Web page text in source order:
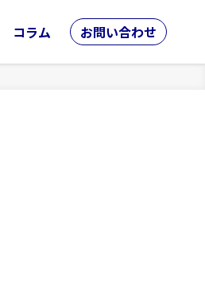
コラム お問い合わせ